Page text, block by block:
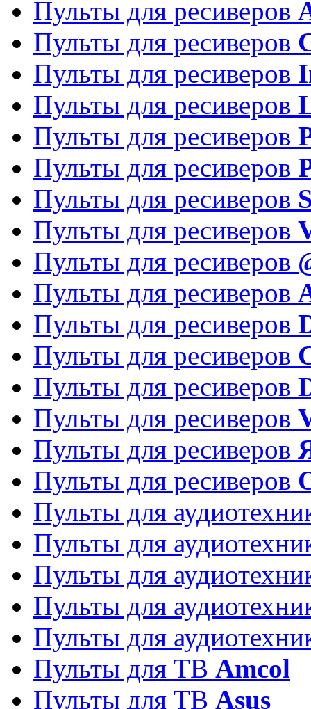
Пульты для ресиверов
Пульты для ресиверов
Пульты для ресиверов
Пульты для ресиверов
Пульты для ресиверов
Пульты для ресиверов
Пульты для ресиверов
Пульты для ресиверов
Пульты для ресиверов
Пульты для ресиверов
Пульты для ресиверов
Пульты для ресиверов
Пульты для ресиверов
Пульты для ресиверов
Пульты для ресиверов
Пульты для ресиверов
Пульты для
Пульты для
Пульты для
Пульты для
Пульты для
Пульты для ТВ Amcol
Пульты для ТВ Asus